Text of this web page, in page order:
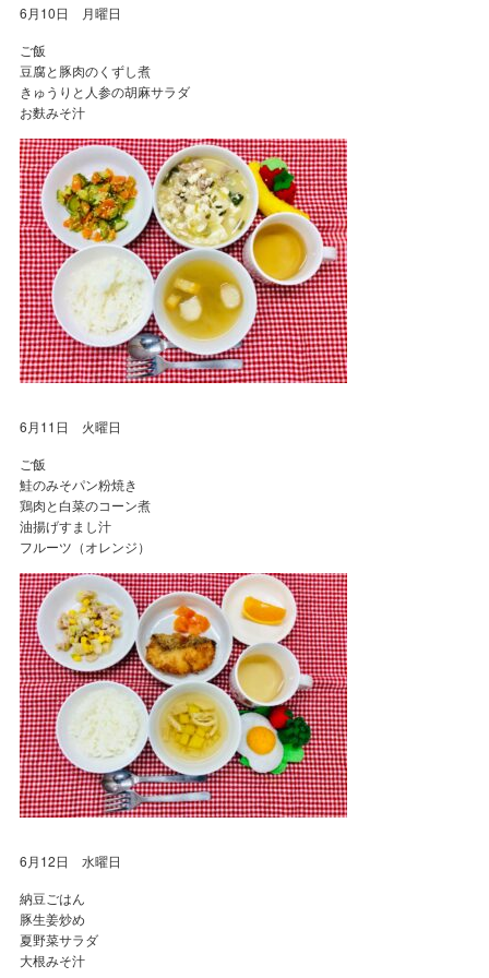
6月10日 月曜日
ご飯
豆腐と豚肉のくずし煮
きゅうりと人参の胡麻サラダ
お麩みそ汁
6月11日 火曜日
ご飯
鮭のみそパン粉焼き
鶏肉と白菜のコーン煮
油揚げすまし汁
フルーツ（オレンジ）
6月12日 水曜日
納豆ごはん
豚生姜炒め
夏野菜サラダ
大根みそ汁